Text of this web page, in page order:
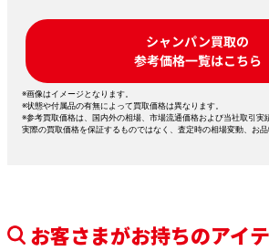
シャンパン買取の
参考価格一覧はこちら
※画像はイメージとなります。
※状態や付属品の有無によって買取価格は異なります。
※参考買取価格は、国内外の相場、市場流通価格および当社取引実
実際の買取価格を保証するものではなく、査定時の相場変動、お品
お客さまがお持ちのアイ